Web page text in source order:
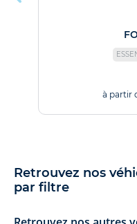
à partir
Retrouvez nos
par filtre